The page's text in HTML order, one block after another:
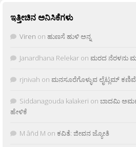
ಇತ್ತೀಚಿನ ಅನಿಸಿಕೆಗಳು
Viren on ಹುಣಸೆ ಹುಳಿ ಅನ್ನ
Janardhana Relekar on ಮರದ ನೆರಳನು
rjnivah on ಮನಸೂರೆಗೊಳ್ಳುವ ಲೈಟ್ಲಮ್ ಕಣಿವೆ
Siddanagouda kalakeri on ಬಾದಮಿ
ಹೇಳಿಕೆ
M âñd M on ಕವಿತೆ: ಜೀವನ ಜ್ಯೋತಿ